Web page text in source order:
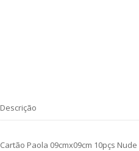
Descrição
Cartão Paola 09cmx09cm 10pçs Nude